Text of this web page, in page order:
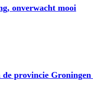
onverwacht mooi
provincie